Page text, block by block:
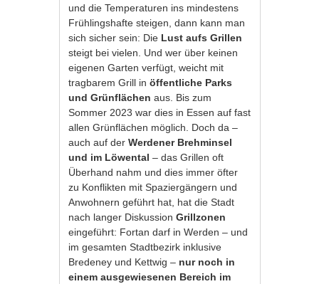
und die Temperaturen ins mindestens
Frühlingshafte steigen, dann kann man
sich sicher sein: Die Lust aufs Grillen
steigt bei vielen. Und wer über keinen
eigenen Garten verfügt, weicht mit
tragbarem Grill inöffentliche Parks
und Grünflächen aus. Bis zum
Sommer 2023 war dies in Essen auf fast
allen Grünflächen möglich. Doch da –
auch auf derWerdener Brehminsel
und im Löwental – das Grillen oft
Überhand nahm und dies immer öfter
zu Konflikten mit Spaziergängern und
Anwohnern geführt hat, hat die Stadt
nach langer DiskussionGrillzonen
eingeführt: Fortan darf in Werden – und
im gesamten Stadtbezirk inklusive
Bredeney und Kettwig – nur noch in
einem ausgewiesenen Bereich im